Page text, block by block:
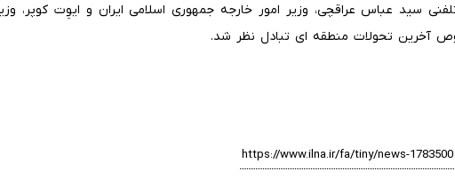
سید عباس عراقچی، وزیر امور خارجه جمهوری اسلامی ایران و ایوِت کوپر،
آخرین تحولات منطقه ای تبادل نظر شد.